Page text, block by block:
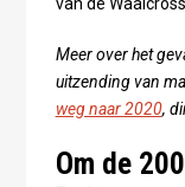
van de
Meer over het
uitzending van
weg naar 2020,
Om de